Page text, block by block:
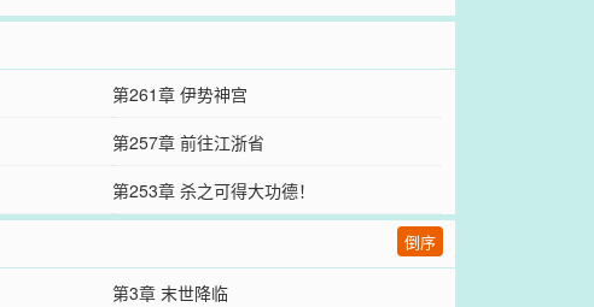
第261章 伊势神宫
第257章 前往江浙省
第253章 杀之可得大功德！
倒序
第3章 末世降临